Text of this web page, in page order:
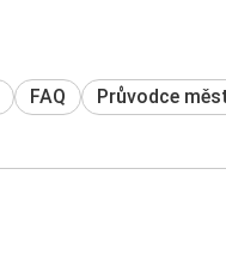
FAQ Průvodce